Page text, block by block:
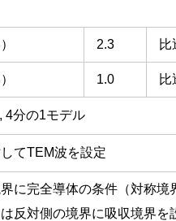
2.3 比
1.0 比
4分の1モデル
てTEM波を設定
に完全導体の条件（対称境
は反対側の境界に吸収境界を